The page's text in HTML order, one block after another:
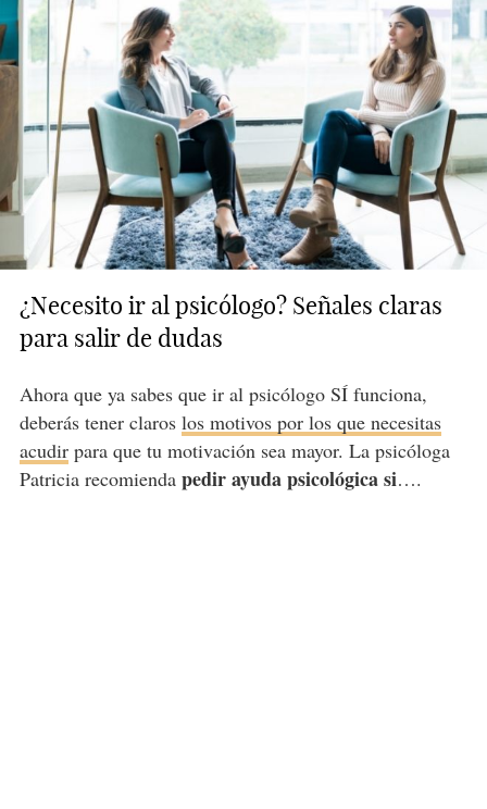
¿Necesito ir al psicólogo? Señales claras
para salir de dudas
Ahora que ya sabes que ir al psicólogo SÍ funciona,
deberás tener claros los motivos por los que necesitas
acudirpara que tu motivación sea mayor. La psicóloga
Patricia recomienda pedir ayuda psicológica si….